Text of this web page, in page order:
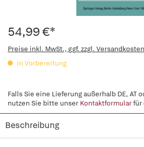
54,99 €*
Preise inkl. MwSt., ggf. zzgl. Versandkosten
in Vorbereitung
Falls Sie eine Lieferung außerhalb DE, AT
nutzen Sie bitte unser Kontaktformularfür
Beschreibung